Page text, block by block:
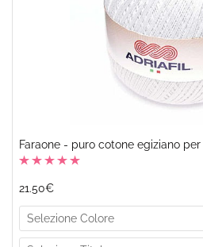
Faraone - puro cotone egiziano
21.50€